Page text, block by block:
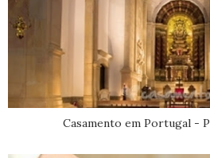
Casamento em Portugal -